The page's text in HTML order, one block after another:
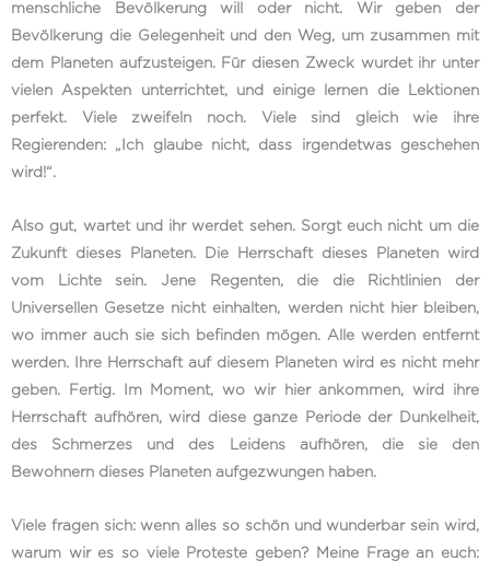
menschliche Bevölkerung will oder nicht. Wir geben der
Bevölkerung die Gelegenheit und den Weg, um zusammen mit
dem Planeten aufzusteigen. Für diesen Zweck wurdet ihr unter
vielen Aspekten unterrichtet, und einige lernen die Lektionen
perfekt. Viele zweifeln noch. Viele sind gleich wie ihre
Regierenden: „Ich glaube nicht, dass irgendetwas geschehen
wird!“.
Also gut, wartet und ihr werdet sehen. Sorgt euch nicht um die
Zukunft dieses Planeten. Die Herrschaft dieses Planeten wird
vom Lichte sein. Jene Regenten, die die Richtlinien der
Universellen Gesetze nicht einhalten, werden nicht hier bleiben,
wo immer auch sie sich befinden mögen. Alle werden entfernt
werden. Ihre Herrschaft auf diesem Planeten wird es nicht mehr
geben. Fertig. Im Moment, wo wir hier ankommen, wird ihre
Herrschaft aufhören, wird diese ganze Periode der Dunkelheit,
des Schmerzes und des Leidens aufhören, die sie den
Bewohnern dieses Planeten aufgezwungen haben.
Viele fragen sich: wenn alles so schön und wunderbar sein wird,
warum wir es so viele Proteste geben? Meine Frage an euch: